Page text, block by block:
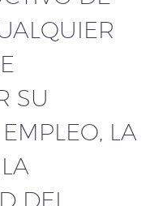
SU
LA
DEL